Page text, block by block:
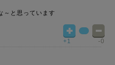
～と思っています
+1 -0